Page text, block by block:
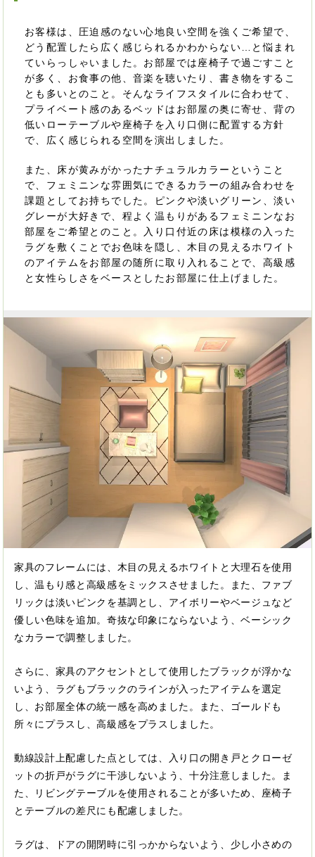
お客様は、圧迫感のない心地良い空間を強くご希望で、
どう配置したら広く感じられるかわからない…と悩まれ
ていらっしゃいました。お部屋では座椅子で過ごすこと
が多く、お食事の他、音楽を聴いたり、書き物をするこ
とも多いとのこと。そんなライフスタイルに合わせて、
プライベート感のあるベッドはお部屋の奥に寄せ、背の
低いローテーブルや座椅子を入り口側に配置する方針
で、広く感じられる空間を演出しました。
また、床が黄みがかったナチュラルカラーということ
で、フェミニンな雰囲気にできるカラーの組み合わせを
課題としてお持ちでした。ピンクや淡いグリーン、淡い
グレーが大好きで、程よく温もりがあるフェミニンなお
部屋をご希望とのこと。入り口付近の床は模様の入った
ラグを敷くことでお色味を隠し、木目の見えるホワイト
のアイテムをお部屋の随所に取り入れることで、高級感
と女性らしさをベースとしたお部屋に仕上げました。
家具のフレームには、木目の見えるホワイトと大理石を使用
し、温もり感と高級感をミックスさせました。また、ファブ
リックは淡いピンクを基調とし、アイボリーやベージュなど
優しい色味を追加。奇抜な印象にならないよう、ベーシック
なカラーで調整しました。
さらに、家具のアクセントとして使用したブラックが浮かな
いよう、ラグもブラックのラインが入ったアイテムを選定
し、お部屋全体の統一感を高めました。また、ゴールドも
所々にプラスし、高級感をプラスしました。
動線設計上配慮した点としては、入り口の開き戸とクローゼ
ットの折戸がラグに干渉しないよう、十分注意しました。ま
た、リビングテーブルを使用されることが多いため、座椅子
とテーブルの差尺にも配慮しました。
ラグは、ドアの開閉時に引っかからないよう、少し小さめの